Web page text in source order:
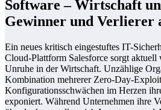
Software – Wirtschaft
Gewinner und Verlierer
Ein neues kritisch eingestuftes IT-
Cloud-Plattform Salesforce sorgt
Unruhe in der Wirtschaft. Unzählige
Kombination mehrerer Zero-Day-
Konfigurationsschwächen im Herzen
exponiert. Während Unternehmen ihre